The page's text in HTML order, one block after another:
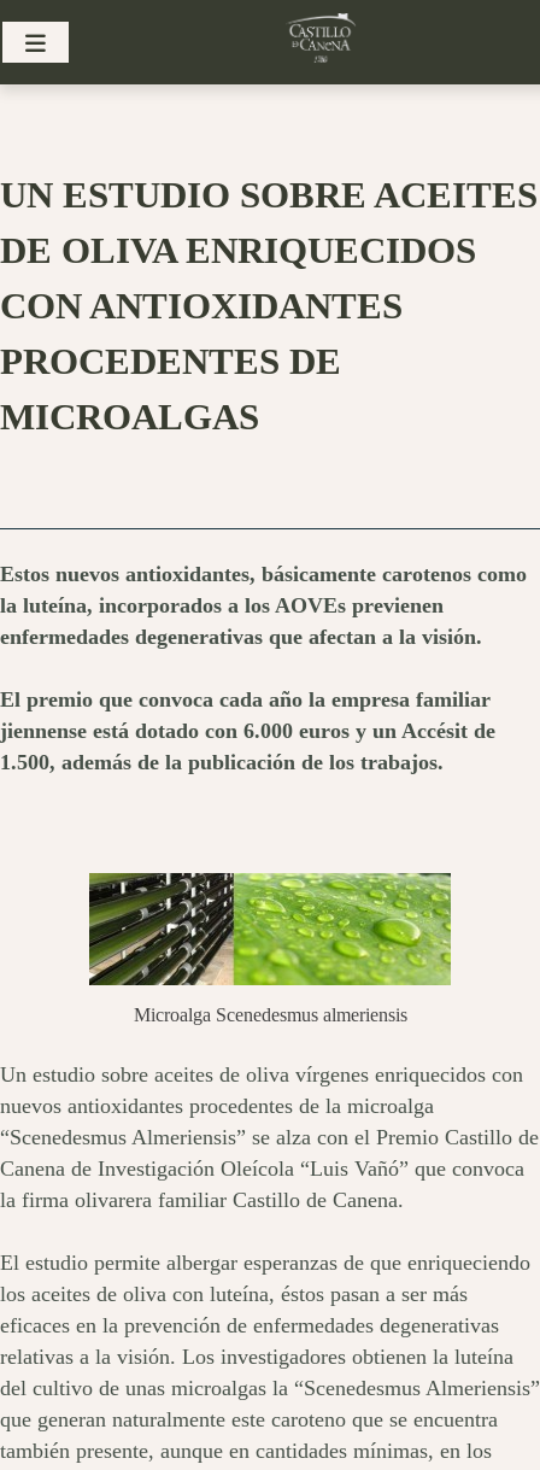
UN ESTUDIO SOBRE ACEITES
DE OLIVA ENRIQUECIDOS
CON ANTIOXIDANTES
PROCEDENTES DE
MICROALGAS
Estos nuevos antioxidantes, básicamente carotenos como
la luteína, incorporados a los AOVEs previenen
enfermedades degenerativas que afectan a la visión.
El premio que convoca cada año la empresa familiar
jiennense está dotado con 6.000 euros y un Accésit de
1.500, además de la publicación de los trabajos.
Microalga Scenedesmus almeriensis
Un estudio sobre aceites de oliva vírgenes enriquecidos con
nuevos antioxidantes procedentes de la microalga
“Scenedesmus Almeriensis” se alza con el Premio Castillo de
Canena de Investigación Oleícola “Luis Vañó” que convoca
la firma olivarera familiar Castillo de Canena.
El estudio permite albergar esperanzas de que enriqueciendo
los aceites de oliva con luteína, éstos pasan a ser más
eficaces en la prevención de enfermedades degenerativas
relativas a la visión. Los investigadores obtienen la luteína
del cultivo de unas microalgas la “Scenedesmus Almeriensis”
que generan naturalmente este caroteno que se encuentra
también presente, aunque en cantidades mínimas, en los